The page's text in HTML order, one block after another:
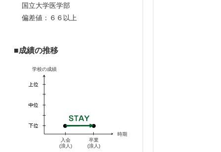
国立大学医学部
偏差値：６６以上
成績の推移
学校の成績
時期
入会
(浪人)
卒業
(浪人)